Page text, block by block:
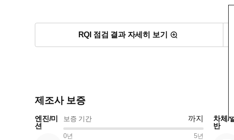
RQI 점검 결과 자세히 보기
제조사 보증
엔진/미
션
보증 기간 까지
0년 5년
차체/
반